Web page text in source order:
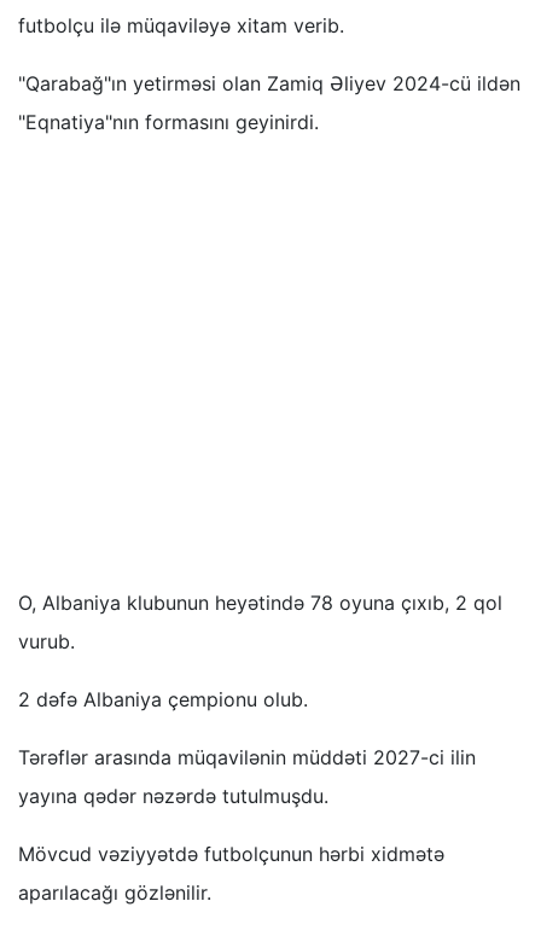
futbolçu ilə müqaviləyə xitam verib.
"Qarabağ"ın yetirməsi olan Zamiq Əliyev 2024-cü ildən
"Eqnatiya"nın formasını geyinirdi.
O, Albaniya klubunun heyətində 78 oyuna çıxıb, 2 qol
vurub.
2 dəfə Albaniya çempionu olub.
Tərəflər arasında müqavilənin müddəti 2027-ci ilin
yayına qədər nəzərdə tutulmuşdu.
Mövcud vəziyyətdə futbolçunun hərbi xidmətə
aparılacağı gözlənilir.